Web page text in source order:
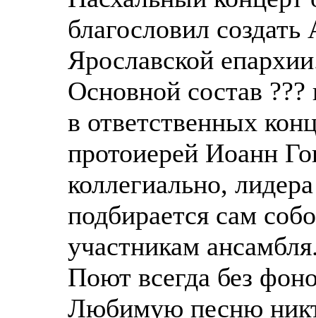
благословил
Ярославской
Основной состав
в ответственных
протоиерей Иоанн
коллегиально,
подбирается сам
участникам
Поют всегда без
Любимую песню